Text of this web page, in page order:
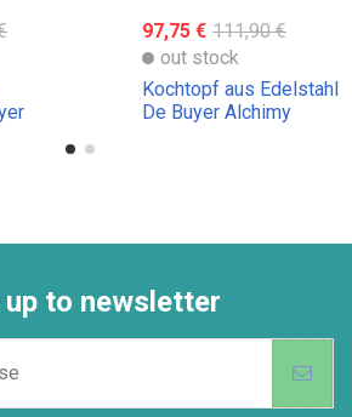
97,75 € 111,90 €
out stock
Kochtopf aus Edelstahl
De Buyer Alchimy
up to newsletter